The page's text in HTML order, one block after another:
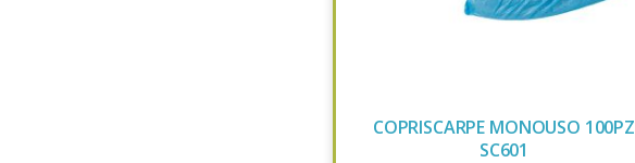
COPRISCARPE MONOUSO 100PZ
SC601